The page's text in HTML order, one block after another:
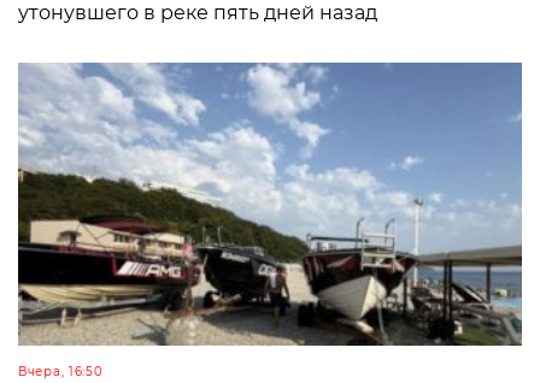
утонувшего в реке пять дней назад
Вчера, 16:50